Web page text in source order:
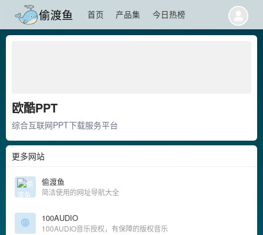
首页 产品集 今日热榜
欧酷PPT
综合互联网PPT下载服务平台
更多网站
偷渡鱼
简洁使用的网址导航大全
100AUDIO
100AUDIO音乐授权，有保障的版权音乐